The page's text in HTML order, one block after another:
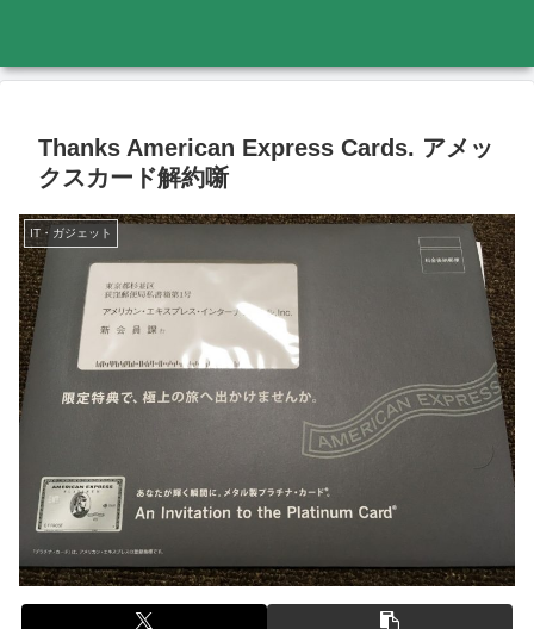
Thanks American Express Cards. アメッ
クスカード解約噺
IT・ガジェット